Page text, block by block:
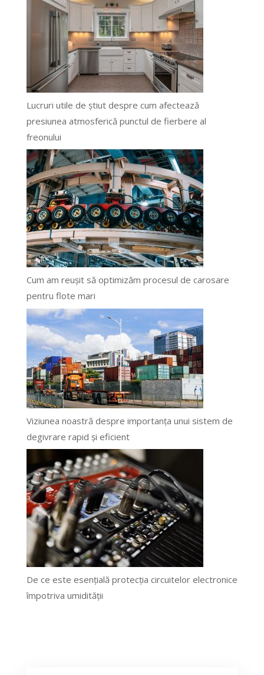
Lucruri utile de știut despre cum afectează
presiunea atmosferică punctul de fierbere al
freonului
Cum am reușit să optimizăm procesul de carosare
pentru flote mari
Viziunea noastră despre importanța unui sistem de
degivrare rapid și eficient
De ce este esențială protecția circuitelor electronice
împotriva umidității